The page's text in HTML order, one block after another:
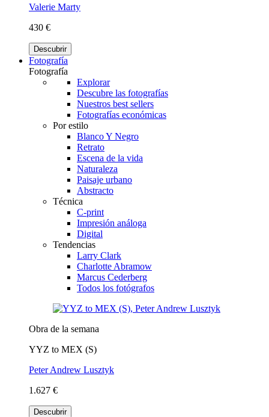
Valerie Marty
430 €
Descubrir
Fotografía
Fotografía
Explorar
Descubre las fotografías
Nuestros best sellers
Fotografías económicas
Por estilo
Blanco Y Negro
Retrato
Escena de la vida
Naturaleza
Paisaje urbano
Abstracto
Técnica
C-print
Impresión análoga
Digital
Tendencias
Larry Clark
Charlotte Abramow
Marcus Cederberg
Todos los fotógrafos
Obra de la semana
YYZ to MEX (S)
Peter Andrew Lusztyk
1.627 €
Descubrir